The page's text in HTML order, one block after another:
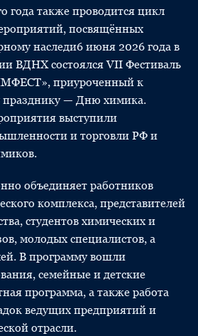
года также проводится цикл
посвящённых
наследи6 июня 2026 года в
ВДНХ состоялся VII Фестиваль
приуроченный к
празднику — Дню химика.
выступили
и торговли РФ и
объединяет работников
комплекса, представителей
студентов химических и
молодых специалистов, а
В программу вошли
семейные и детские
программа, а также работа
ведущих предприятий и
отрасли.